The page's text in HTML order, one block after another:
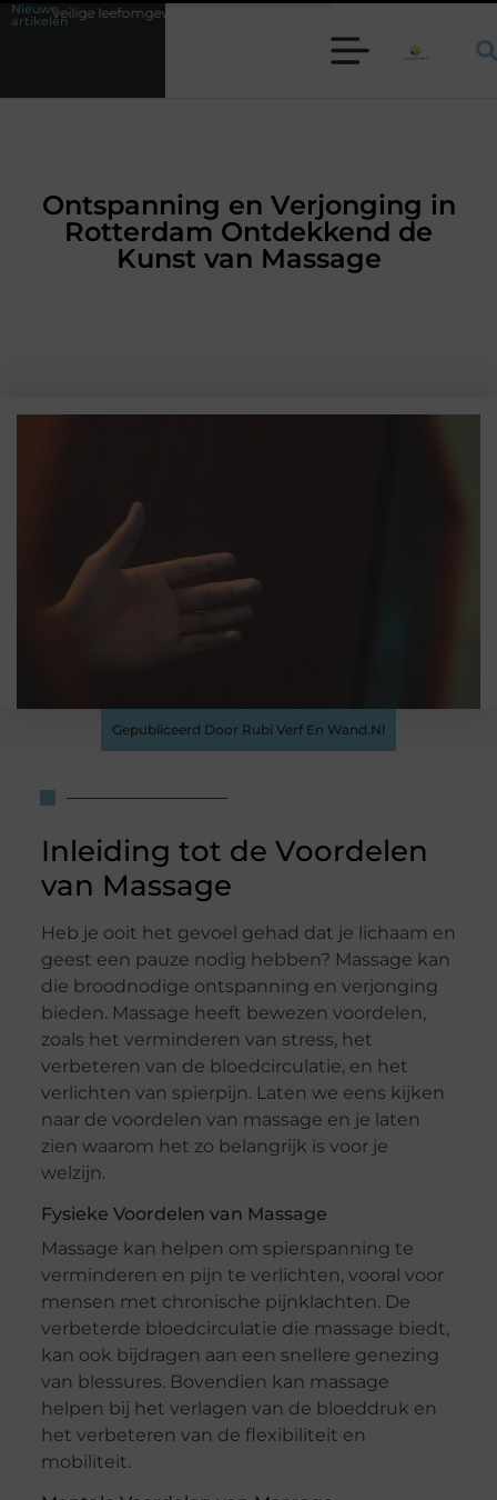
Nieuwe
artikelenWaarom een werkschakelaar onmisbaar is bij veel technische
Ontspanning en Verjonging in
Rotterdam Ontdekkend de
Kunst van Massage
Gepubliceerd Door Rubi Verf En Wand.nl
Inleiding tot de Voordelen
van Massage
Heb je ooit het gevoel gehad dat je lichaam en
geest een pauze nodig hebben? Massage kan
die broodnodige ontspanning en verjonging
bieden. Massage heeft bewezen voordelen,
zoals het verminderen van stress, het
verbeteren van de bloedcirculatie, en het
verlichten van spierpijn. Laten we eens kijken
naar de voordelen van massage en je laten
zien waarom het zo belangrijk is voor je
welzijn.
Fysieke Voordelen van Massage
Massage kan helpen om spierspanning te
verminderen en pijn te verlichten, vooral voor
mensen met chronische pijnklachten. De
verbeterde bloedcirculatie die massage biedt,
kan ook bijdragen aan een snellere genezing
van blessures. Bovendien kan massage
helpen bij het verlagen van de bloeddruk en
het verbeteren van de flexibiliteit en
mobiliteit.